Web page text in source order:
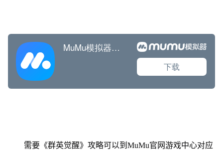
需要《群英觉醒》攻略可以到MuMu官网游戏中心对应